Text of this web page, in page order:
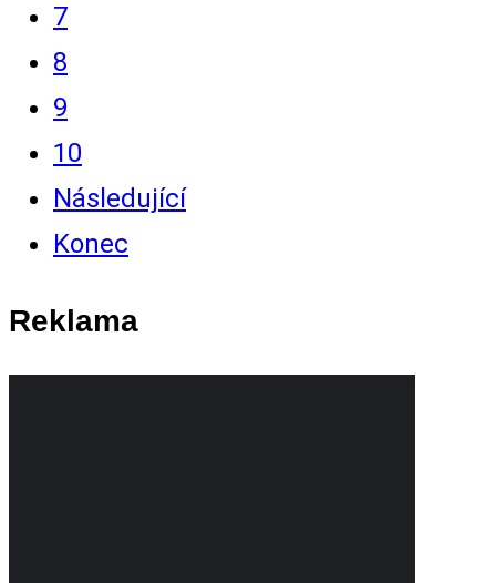
7
8
9
10
Následující
Konec
Reklama